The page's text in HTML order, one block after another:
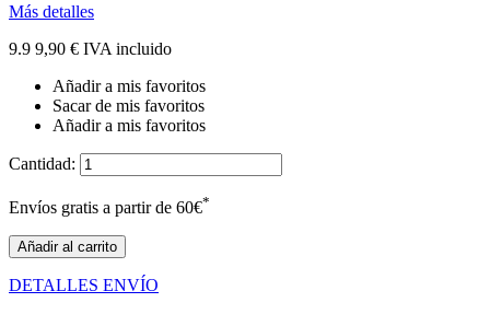
Más detalles
9.9 9,90 € IVA incluido
Añadir a mis favoritos
Sacar de mis favoritos
Añadir a mis favoritos
Cantidad:
Envíos gratis a partir de 60€*
Añadir al carrito
DETALLES ENVÍO